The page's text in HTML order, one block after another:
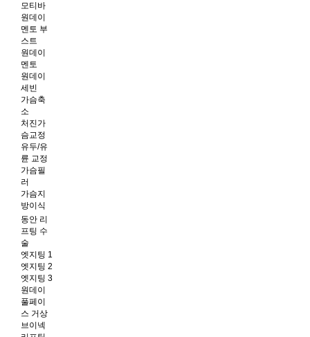
모티바
원데이
멘토 부
스트
원데이
멘토
원데이
세빈
가슴축
소
처진가
슴교정
유두/유
륜 교정
가슴필
러
가슴지
방이식
동안 리
프팅 수
술
엣지팅 1
엣지팅 2
엣지팅 3
원데이
풀페이
스 거상
브이넥